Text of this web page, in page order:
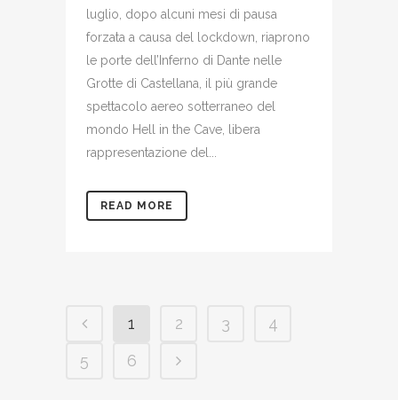
luglio, dopo alcuni mesi di pausa
forzata a causa del lockdown, riaprono
le porte dell’Inferno di Dante nelle
Grotte di Castellana, il più grande
spettacolo aereo sotterraneo del
mondo Hell in the Cave, libera
rappresentazione del...
READ MORE
1 2 3
4
5
6